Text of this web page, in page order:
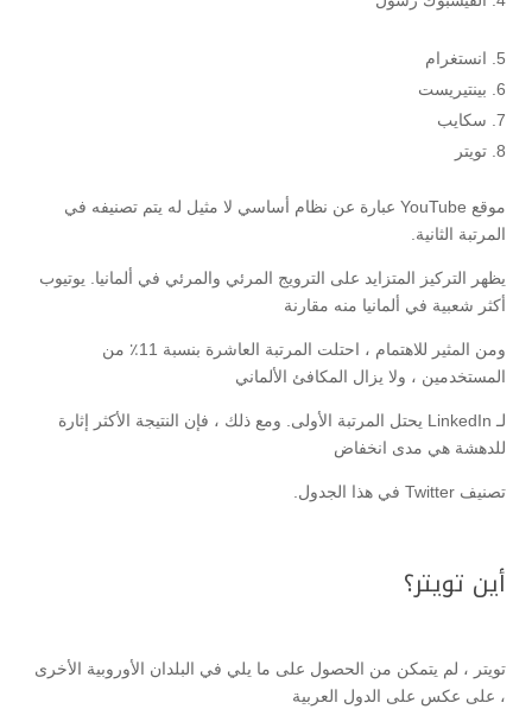
انستغرام
بينتيريست
سكايب
تويتر
موقع YouTube عبارة عن نظام أساسي لا مثيل له يتم تصنيفه في
المرتبة الثانية.
يظهر التركيز المتزايد على الترويج المرئي والمرئي في ألمانيا. يوتيوب
أكثر شعبية في ألمانيا منه مقارنة
ومن المثير للاهتمام ، احتلت المرتبة العاشرة بنسبة 11٪ من
المستخدمين ، ولا يزال المكافئ الألماني
لـ LinkedIn يحتل المرتبة الأولى. ومع ذلك ، فإن النتيجة الأكثر إثارة
للدهشة هي مدى انخفاض
تصنيف Twitter في هذا الجدول.
أين تويتر؟
تويتر ، لم يتمكن من الحصول على ما يلي في البلدان الأوروبية الأخرى
، على عكس على الدول العربية